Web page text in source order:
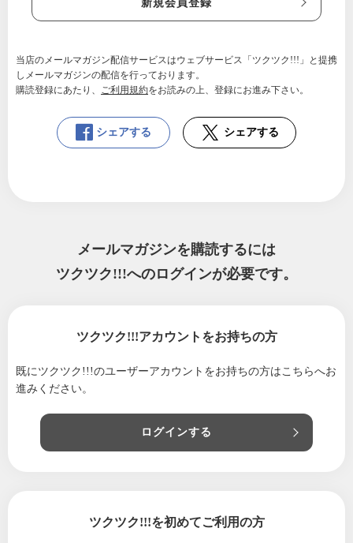
新規会員登録
当店のメールマガジン配信サービスはウェブサービス「ツクツク!!!」と提携
しメールマガジンの配信を行っております。
購読登録にあたり、 ご利用規約をお読みの上、登録にお進み下さい。
シェアする シェアする
メールマガジンを購読するには
ツクツク!!!へのログインが必要です。
ツクツク!!!アカウントをお持ちの方
既にツクツク!!!のユーザーアカウントをお持ちの方はこちらへお
進みください。
ログインする
ツクツク!!!を初めてご利用の方